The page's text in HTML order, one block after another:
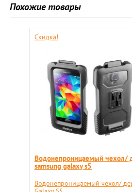
Похожие товары
Скидка!
Водонепроницаемый чехол/
samsung galaxy s5
Водонепроницаемый чехол/